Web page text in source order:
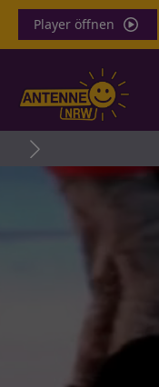
Player öffnen